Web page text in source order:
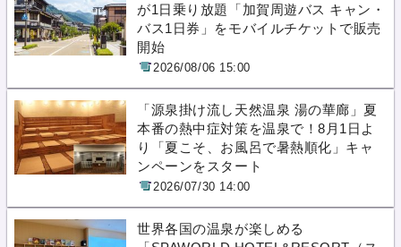
が1日乗り放題「加賀周遊バス キャン・
バス1日券」をモバイルチケットで販売
開始
2026/08/06 15:00
「源泉掛け流し天然温泉 湯の華廊」夏
本番の熱中症対策を温泉で！8月1日よ
り「夏こそ、お風呂で暑熱順化」キャ
ンペーンをスタート
2026/07/30 14:00
世界各国の温泉が楽しめる